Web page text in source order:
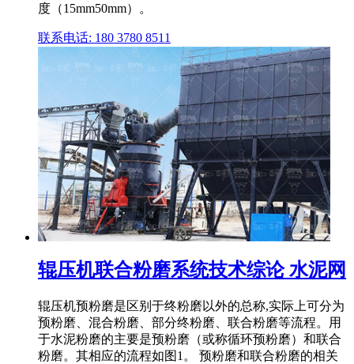
度（15mm50mm）。
联系电话: 180 3780 8511
辊压机联合粉磨系统技术综论 水泥网
辊压机预粉磨是区别于终粉磨以外的总称,实际上可分为
预粉磨、混合粉磨、部分终粉磨、联合粉磨等流程。用
于水泥粉磨的主要是预粉磨（或称循环预粉磨）和联合
粉磨。其相应的流程如图1。 预粉磨和联合粉磨的相关